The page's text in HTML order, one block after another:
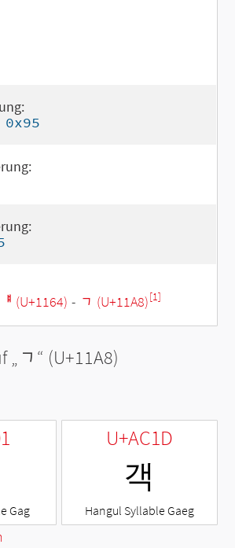
0x95
ᅤ (U+1164) - ᆨ (U+11A8)[1]
„ ᆨ “ (U+11A8)
Gag
U+AC1D
객
Hangul Syllable Gaeg